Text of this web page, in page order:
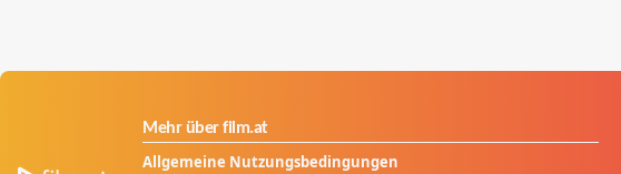
Mehr über film.at
Allgemeine Nutzungsbedingungen